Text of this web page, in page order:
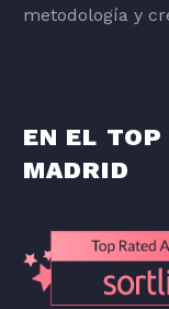
metodología y
EN EL TOP
MADRID